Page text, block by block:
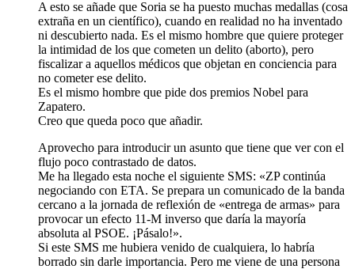
A esto se añade que Soria se ha puesto muchas medallas (cosa
extraña en un científico), cuando en realidad no ha inventado
ni descubierto nada. Es el mismo hombre que quiere proteger
la intimidad de los que cometen un delito (aborto), pero
fiscalizar a aquellos médicos que objetan en conciencia para
no cometer ese delito.
Es el mismo hombre que pide dos premios Nobel para
Zapatero.
Creo que queda poco que añadir.
Aprovecho para introducir un asunto que tiene que ver con el
flujo poco contrastado de datos.
Me ha llegado esta noche el siguiente SMS: «ZP continúa
negociando con ETA. Se prepara un comunicado de la banda
cercano a la jornada de reflexión de «entrega de armas» para
provocar un efecto 11-M inverso que daría la mayoría
absoluta al PSOE. ¡Pásalo!».
Si este SMS me hubiera venido de cualquiera, lo habría
borrado sin darle importancia. Pero me viene de una persona